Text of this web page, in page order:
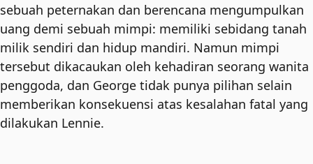
sebuah peternakan dan berencana mengumpulkan
uang demi sebuah mimpi: memiliki sebidang tanah
milik sendiri dan hidup mandiri. Namun mimpi
tersebut dikacaukan oleh kehadiran seorang wanita
penggoda, dan George tidak punya pilihan selain
memberikan konsekuensi atas kesalahan fatal yang
dilakukan Lennie.